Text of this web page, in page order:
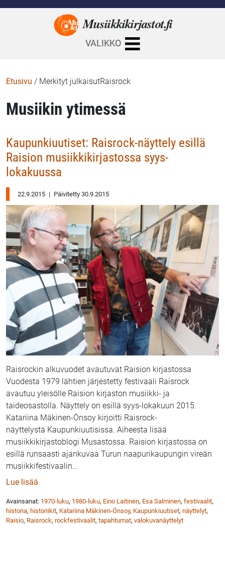
Musiikkikirjastot.fi
VALIKKO
Etusivu / Merkityt julkaisutRaisrock
Musiikin ytimessä
Kaupunkiuutiset: Raisrock-näyttely esillä
Raision musiikkikirjastossa syys-
lokakuussa
22.9.2015 | Päivitetty 30.9.2015
Raisrockin alkuvuodet avautuvat Raision kirjastossa
Vuodesta 1979 lähtien järjestetty festivaali Raisrock
avautuu yleisölle Raision kirjaston musiikki- ja
taideosastolla. Näyttely on esillä syys-lokakuun 2015.
Katariina Mäkinen-Önsoy kirjoitti Raisrock-
näyttelystä Kaupunkiuutisissa. Aiheesta lisää
musiikkikirjastoblogi Musastossa. Raision kirjastossa on
esillä runsaasti ajankuvaa Turun naapurikaupungin vireän
musiikkifestivaalin …
Lue lisää
Avainsanat: 1970-luku, 1980-luku, Eino Laitinen, Esa Salminen, festivaalit,
historia, historiikit, Katariina Mäkinen-Önsoy, Kaupunkiuutiset, näyttelyt,
Raisio, Raisrock, rockfestivaalit, tapahtumat, valokuvanäyttelyt